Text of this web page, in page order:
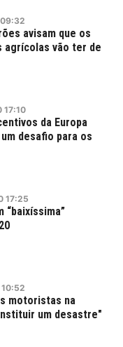
09:32
avisam que os
agrícolas vão ter de
17:10
da Europa
desafio para os
17:25
“baixíssima”
10:52
motoristas na
um desastre"